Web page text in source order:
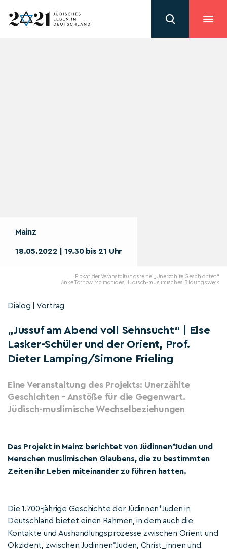
Mainz
18.05.2022 | 19.30 bis 21 Uhr
Plakat der Veranstaltungsreihe „Unerzählte Geschichten“
Anke Tornow Maimonides, Jüdisch-muslimisches Bildungswerk
Dialog | Vortrag
„Jussuf am Abend voll Sehnsucht“ | Else
Lasker-Schüler und der Orient, Prof.
Dieter Lamping/Simone Frieling
Eine Veranstaltung des Projekts: Unerzählte
Geschichten - Anstöße für die Gegenwart.
Jüdisch-muslimische Wechselbeziehungen
Das Projekt in Mainz berichtet von Jüdinnen*Juden und
Menschen muslimischen Glaubens, die zu bestimmten
Zeiten ihr Leben miteinander zu führen hatten.
Die 1.700-jährige Geschichte der Jüdinnen*Juden in
Deutschland bietet einen Rahmen, in dem auch die
Kontakte und Aushandlungsprozesse zwischen Orient und
Okzident, zwischen Jüdinnen*Juden, Christ_innen und